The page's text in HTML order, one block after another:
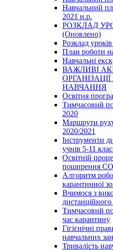
Навчальний
2021 н.р.
РОЗКЛАД
(Оновлено)
Розклад
План роботи
Навчальні
ВАЖЛИВІ
НАВЧАННЯ
Освітня
Тимчасовий
2020
Маршрути
2020/2021
Інструменти
учнів 5-11
Освітній
поширення
Алгоритм
карантинної
Вчимося з
Тимчасовий
час карантину
Гігієнічні
навчальних
Тривалість